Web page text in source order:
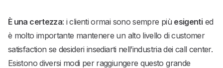
È una certezza: i clienti ormai sono sempre più esigenti ed
è molto importante mantenere un alto livello di customer
satisfaction se desideri insediarti nell’industria dei call center.
Esistono diversi modi per raggiungere questo grande